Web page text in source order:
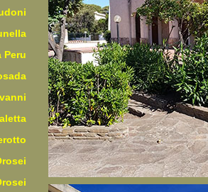
Peru